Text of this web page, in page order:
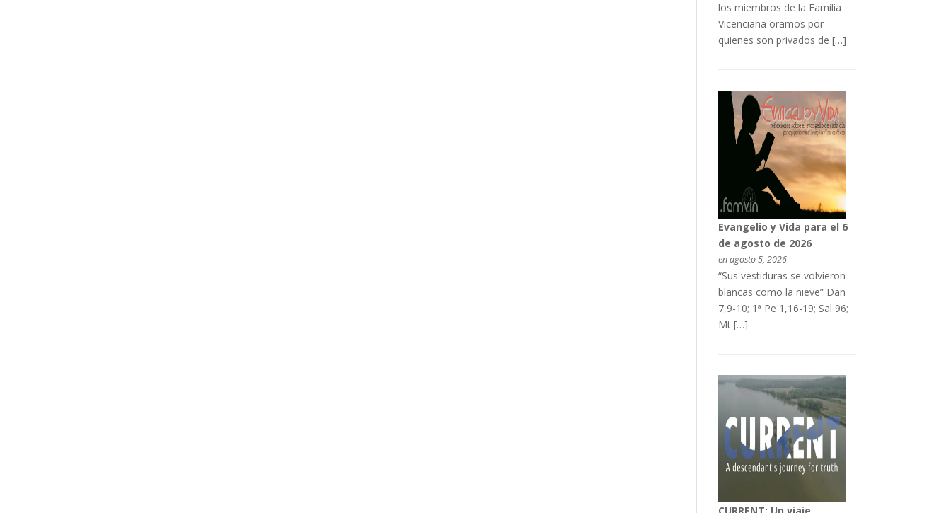
los miembros de la Familia
Vicenciana oramos por
quienes son privados de […]
Evangelio y Vida para el 6
de agosto de 2026
en agosto 5, 2026
“Sus vestiduras se volvieron
blancas como la nieve” Dan
7,9-10; 1ª Pe 1,16-19; Sal 96;
Mt […]